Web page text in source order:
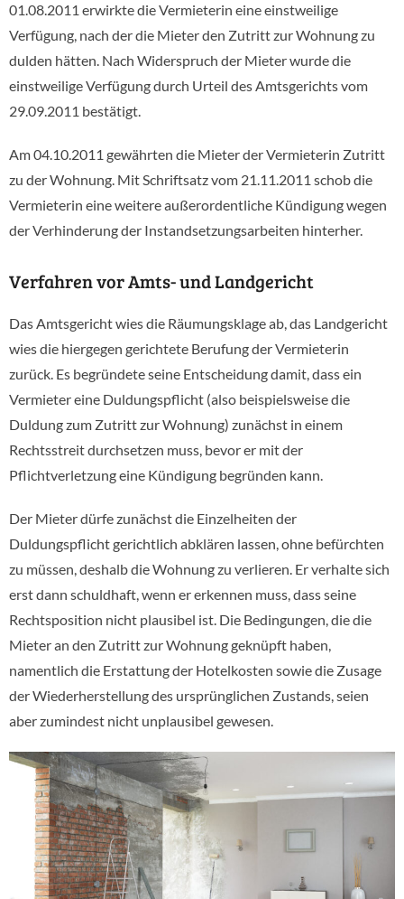
01.08.2011 erwirkte die Vermieterin eine einstweilige
Verfügung, nach der die Mieter den Zutritt zur Wohnung zu
dulden hätten. Nach Widerspruch der Mieter wurde die
einstweilige Verfügung durch Urteil des Amtsgerichts vom
29.09.2011 bestätigt.
Am 04.10.2011 gewährten die Mieter der Vermieterin Zutritt
zu der Wohnung. Mit Schriftsatz vom 21.11.2011 schob die
Vermieterin eine weitere außerordentliche Kündigung wegen
der Verhinderung der Instandsetzungsarbeiten hinterher.
Verfahren vor Amts- und Landgericht
Das Amtsgericht wies die Räumungsklage ab, das Landgericht
wies die hiergegen gerichtete Berufung der Vermieterin
zurück. Es begründete seine Entscheidung damit, dass ein
Vermieter eine Duldungspflicht (also beispielsweise die
Duldung zum Zutritt zur Wohnung) zunächst in einem
Rechtsstreit durchsetzen muss, bevor er mit der
Pflichtverletzung eine Kündigung begründen kann.
Der Mieter dürfe zunächst die Einzelheiten der
Duldungspflicht gerichtlich abklären lassen, ohne befürchten
zu müssen, deshalb die Wohnung zu verlieren. Er verhalte sich
erst dann schuldhaft, wenn er erkennen muss, dass seine
Rechtsposition nicht plausibel ist. Die Bedingungen, die die
Mieter an den Zutritt zur Wohnung geknüpft haben,
namentlich die Erstattung der Hotelkosten sowie die Zusage
der Wiederherstellung des ursprünglichen Zustands, seien
aber zumindest nicht unplausibel gewesen.